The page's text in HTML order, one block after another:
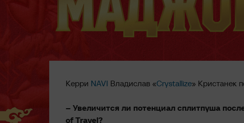
Керри NAVI Владислав «Crystallize» Кристанек
– Увеличится ли потенциал сплитпуша
of Travel?